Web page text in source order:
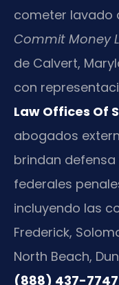
cometer lavado
Commit Money
de Calvert,
con
Law Offices Of
abogados
brindan
federales
incluyendo las
Frederick,
North Beach,
(888) 437-7747